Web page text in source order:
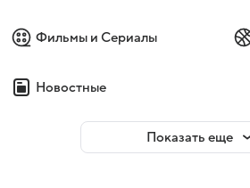
Фильмы и Сериалы
Новостные
Показать еще